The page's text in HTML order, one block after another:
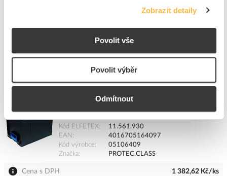
Zobrazit detaily
Povolit vše
Povolit výběr
Odmítnout
9 ks
8dní 5 ks
PROTEC Kufr PLBOXX374S systémový
442x357x389mm prázdný černý
Kód ELFETEX
11.561.930
EAN
4016705164097
Kód výrobce
05106409
Značka
PROTEC.CLASS
Cena s DPH 1 382,62 Kč/ks